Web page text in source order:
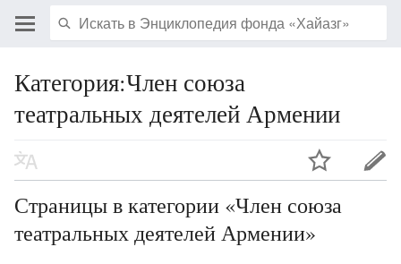
Категория:Член союза
театральных деятелей Армении
Страницы в категории «Член союза
театральных деятелей Армении»